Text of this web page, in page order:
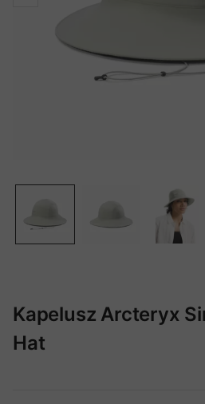
Kapelusz Arcteryx
Hat